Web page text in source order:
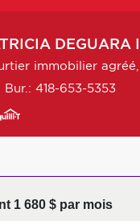
DEGUARA
immobilier
Bur.: 418-653-5353
1 680 $ par mois